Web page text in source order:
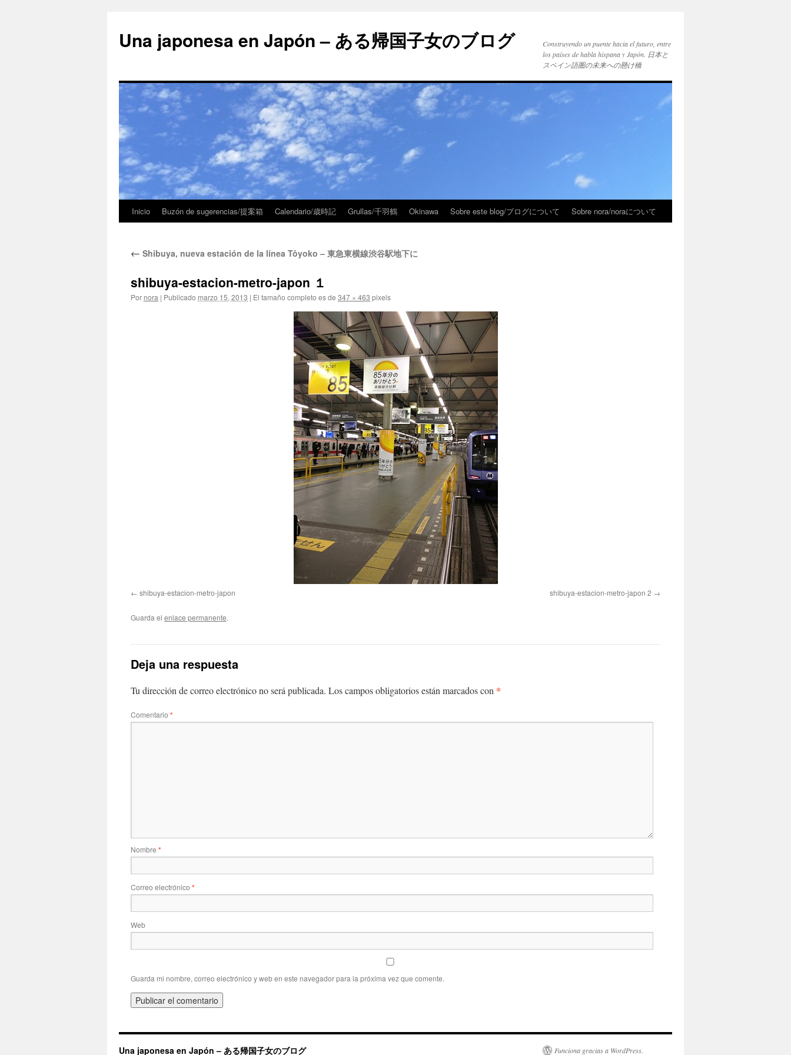
Una japonesa en Japón – ある帰国子女のブログ
Construyendo un puente hacia el futuro, entre
los países de habla hispana y Japón. 日本と
スペイン語圏の未来への懸け橋
Inicio Buzón de sugerencias/提案箱 Calendario/歳時記 Grullas/千羽鶴 Okinawa Sobre este blog/ブログについて Sobre nora/noraについて
← Shibuya, nueva estación de la línea Tôyoko – 東急東横線渋谷駅地下に
shibuya-estacion-metro-japon １
Por nora | Publicado marzo 15, 2013 | El tamaño completo es de 347 × 463 pixels
shibuya-estacion-metro-japon shibuya-estacion-metro-japon 2
Guarda el enlace permanente.
Deja una respuesta
Tu dirección de correo electrónico no será publicada. Los campos obligatorios están marcados con *
Comentario *
Nombre *
Correo electrónico *
Web
Guarda mi nombre, correo electrónico y web en este navegador para la próxima vez que comente.
Una japonesa en Japón – ある帰国子女のブログ Funciona gracias a WordPress.